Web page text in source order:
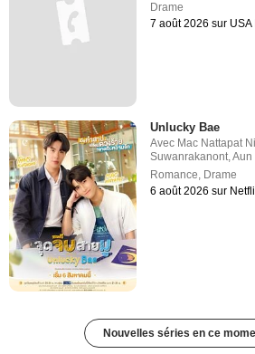
Drame
7 août 2026 sur USA
Unlucky Bae
Avec Mac Nattapat
Suwanrakanont,Aun
Romance, Drame
6 août 2026 sur
Nouvelles séries en ce